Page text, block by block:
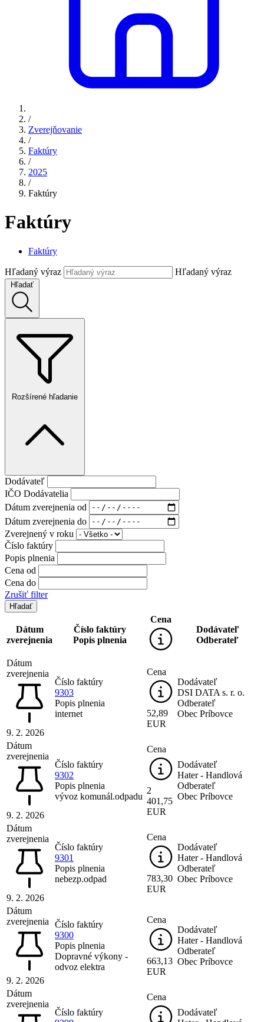
/
Zverejňovanie
/
Faktúry
/
2025
/
Faktúry
Faktúry
Faktúry
Hľadaný výraz Hľadaný výraz
Hľadať
Rozšírené hľadanie
Dodávateľ
IČO Dodávatelia
Dátum zverejnenia od
Dátum zverejnenia do
Zverejnený v roku
Číslo faktúry
Popis plnenia
Cena od
Cena do
Zrušiť filter
Dátum
zverejnenia
Číslo faktúry
Popis plnenia
Cena
Dodávateľ
Odberateľ
Dátum
zverejnenia
9. 2. 2026
Číslo faktúry
9303
Popis plnenia
internet
Cena
52,89
EUR
Dodávateľ
DSI DATA s. r. o.
Odberateľ
Obec Príbovce
Dátum
zverejnenia
9. 2. 2026
Číslo faktúry
9302
Popis plnenia
vývoz komunál.odpadu
Cena
2
401,75
EUR
Dodávateľ
Hater - Handlová
Odberateľ
Obec Príbovce
Dátum
zverejnenia
9. 2. 2026
Číslo faktúry
9301
Popis plnenia
nebezp.odpad
Cena
783,30
EUR
Dodávateľ
Hater - Handlová
Odberateľ
Obec Príbovce
Dátum
zverejnenia
9. 2. 2026
Číslo faktúry
9300
Popis plnenia
Dopravné výkony -
odvoz elektra
Cena
663,13
EUR
Dodávateľ
Hater - Handlová
Odberateľ
Obec Príbovce
Dátum
zverejnenia
Číslo faktúry
Cena
Dodávateľ